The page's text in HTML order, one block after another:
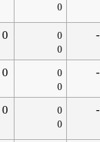
0
0
0
0
-
0
0
0
-
0
0
0
-